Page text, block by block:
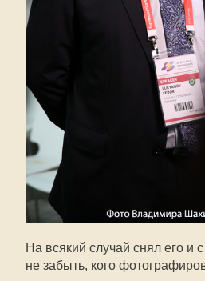
На всякий случай снял его и
не забыть, кого